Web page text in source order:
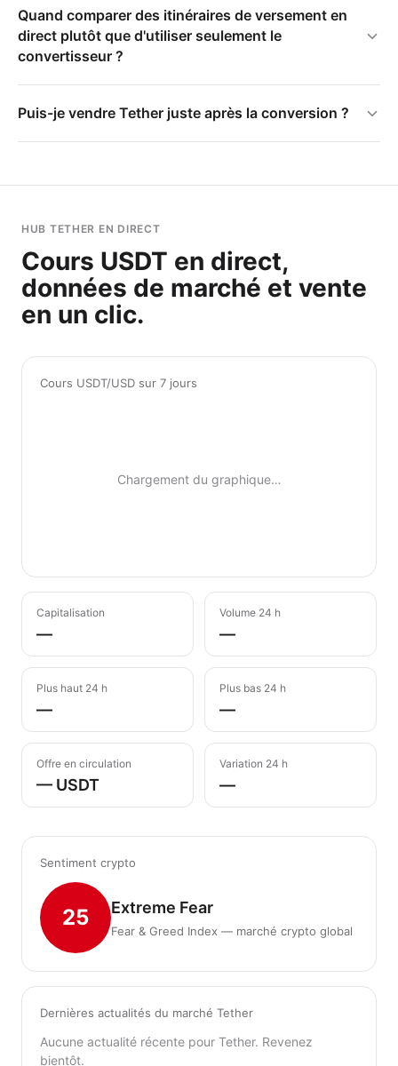
Quand comparer des itinéraires de versement en
direct plutôt que d'utiliser seulement le
convertisseur ?
Puis-je vendre Tether juste après la conversion ?
HUB TETHER EN DIRECT
Cours USDT en direct,
données de marché et vente
en un clic.
Cours USDT/USD sur 7 jours
Chargement du graphique…
Capitalisation
—
Volume 24 h
—
Plus haut 24 h
—
Plus bas 24 h
—
Offre en circulation
— USDT
Variation 24 h
—
Sentiment crypto
25 Extreme Fear
Fear & Greed Index — marché crypto global
Dernières actualités du marché Tether
Aucune actualité récente pour Tether. Revenez
bientôt.